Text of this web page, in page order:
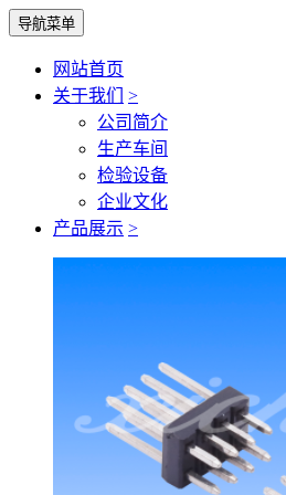
导航菜单
网站首页
关于我们
>
公司简介
生产车间
检验设备
企业文化
产品展示 >